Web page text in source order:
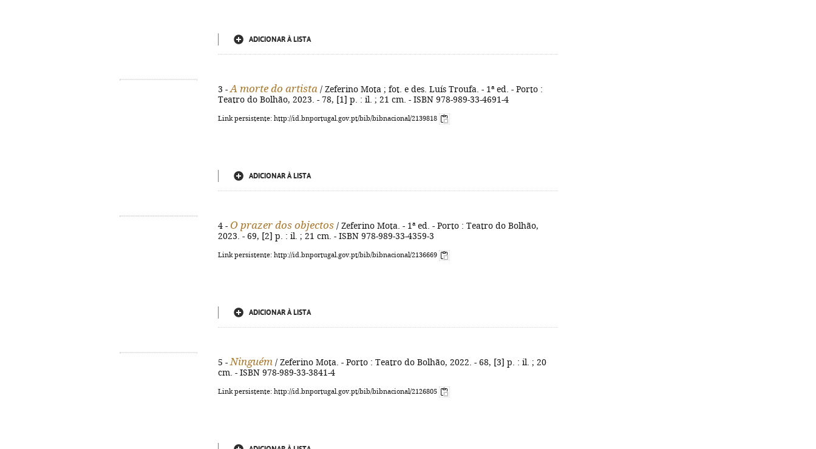
ADICIONAR À LISTA
3 - A morte do artista / Zeferino Mota ; fot. e des. Luís Troufa. - 1ª ed. - Porto :
Teatro do Bolhão, 2023. - 78, [1] p. : il. ; 21 cm. - ISBN 978-989-33-4691-4
Link persistente: http://id.bnportugal.gov.pt/bib/bibnacional/2139818
ADICIONAR À LISTA
4 - O prazer dos objectos / Zeferino Mota. - 1ª ed. - Porto : Teatro do Bolhão,
2023. - 69, [2] p. : il. ; 21 cm. - ISBN 978-989-33-4359-3
Link persistente: http://id.bnportugal.gov.pt/bib/bibnacional/2136669
ADICIONAR À LISTA
5 - Ninguém / Zeferino Mota. - Porto : Teatro do Bolhão, 2022. - 68, [3] p. : il. ; 20
cm. - ISBN 978-989-33-3841-4
Link persistente: http://id.bnportugal.gov.pt/bib/bibnacional/2126805